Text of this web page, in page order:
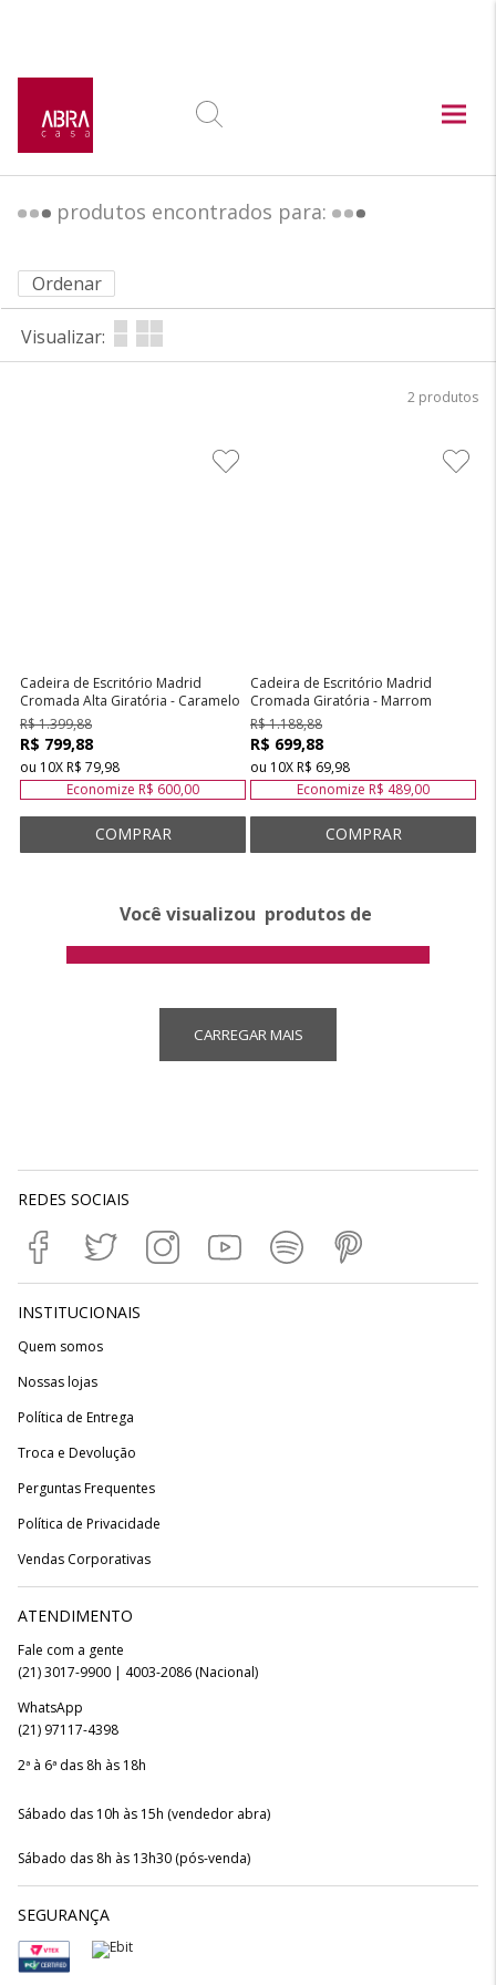
produtos encontrados para:
Ordenar
Visualizar:
2
Cadeira de Escritório Madrid
Cromada Alta Giratória - Caramelo
R$ 1.399,88
R$ 799,88
ou 10XR$ 79,98
Economize R$ 600,00
Cadeira de Escritório Madrid
Cromada Giratória - Marrom
R$ 1.188,88
R$ 699,88
ou 10XR$ 69,98
Economize R$ 489,00
Você visualizou produtos de
CARREGAR MAIS
REDES SOCIAIS
INSTITUCIONAIS
Quem somos
Nossas lojas
Política de Entrega
Troca e Devolução
Perguntas Frequentes
Política de Privacidade
Vendas Corporativas
ATENDIMENTO
Fale com a gente
(21) 3017-9900 | 4003-2086 (Nacional)
WhatsApp
(21) 97117-4398
2ª à 6ª das 8h às 18h
Sábado das 10h às 15h (vendedor abra)
Sábado das 8h às 13h30 (pós-venda)
SEGURANÇA